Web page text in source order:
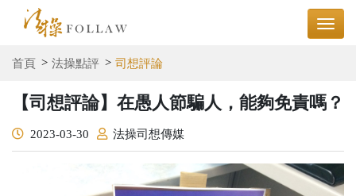
首頁 法操點評 司想評論
【司想評論】在愚人節騙人，能夠免責嗎？
2023-03-30 法操司想傳媒